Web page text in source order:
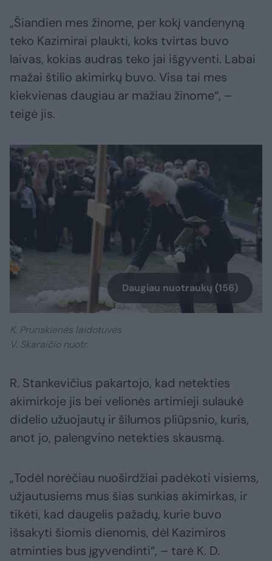
„Šiandien mes žinome, per kokį vandenyną
teko Kazimirai plaukti, koks tvirtas buvo
laivas, kokias audras teko jai išgyventi. Labai
mažai štilio akimirkų buvo. Visa tai mes
kiekvienas daugiau ar mažiau žinome“, –
teigė jis.
Daugiau nuotraukų (156)
K. Prunskienės laidotuvės
V. Skaraičio nuotr.
R. Stankevičius pakartojo, kad netekties
akimirkoje jis bei velionės artimieji sulaukė
didelio užuojautų ir šilumos pliūpsnio, kuris,
anot jo, palengvino netekties skausmą.
„Todėl norėčiau nuoširdžiai padėkoti visiems,
užjautusiems mus šias sunkias akimirkas, ir
tikėti, kad daugelis pažadų, kurie buvo
išsakyti šiomis dienomis, dėl Kazimiros
atminties bus įgyvendinti“, – tarė K. D.